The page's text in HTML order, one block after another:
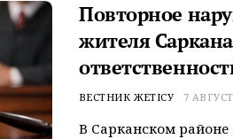
Повторное
жителя
ВЕСТНИК ЖЕТІСУ 7
В Сарканском районе